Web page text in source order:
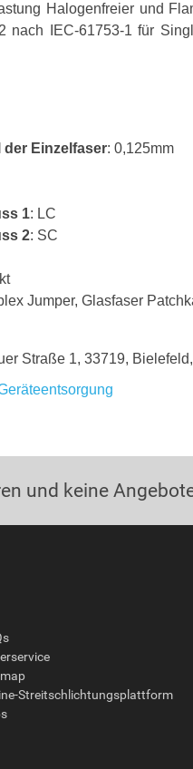
Halogenfreier und
nach IEC-61753-1 für
Einzelfaser: 0,125mm
1: LC
2: SC
Jumper, Glasfaser
Straße 1, 33719,
und keine
Streitschlichtungsplattform